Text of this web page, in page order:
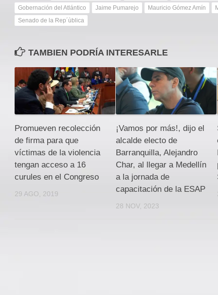
Gobernación del Atlántico
Jaime Pumarejo Mauricio Gómez Amín
Senado de la Rep´ùblica
TAMBIEN PODRÍA INTERESARLE
Promueven recolección
de firma para que
víctimas de la violencia
tengan acceso a 16
curules en el Congreso
29 AGO, 2019
¡Vamos por más!, dijo el
alcalde electo de
Barranquilla, Alejandro
Char, al llegar a Medellín
a la jornada de
capacitación de la ESAP
28 NOV, 2023